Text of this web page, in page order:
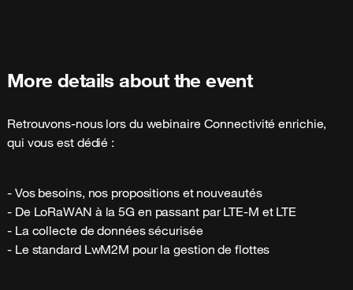
More details about the event
Retrouvons-nous lors du webinaire Connectivité enrichie,
qui vous est dédié :
- Vos besoins, nos propositions et nouveautés
- De LoRaWAN à la 5G en passant par LTE-M et LTE
- La collecte de données sécurisée
- Le standard LwM2M pour la gestion de flottes